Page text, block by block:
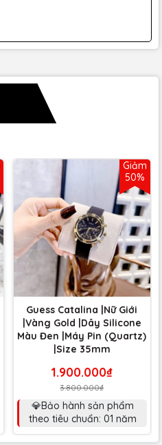
Giảm
50%
Guess Catalina |Nữ Giới
|Vàng Gold |Dây Silicone
Màu Đen |Máy Pin (Quartz)
|Size 35mm
1.900.000₫
3.800.000₫
💎Bảo hành sản phẩm
theo tiêu chuẩn: 01 năm